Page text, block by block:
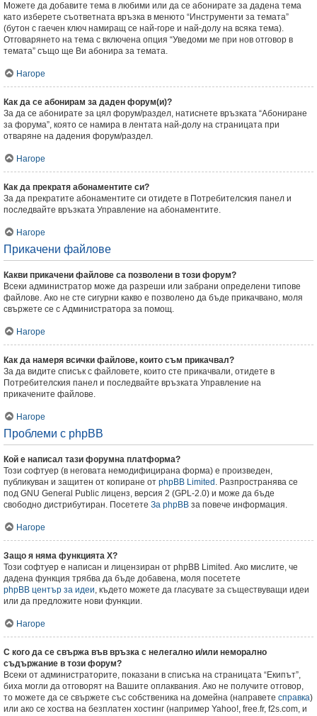
Можете да добавите тема в любими или да се абонирате за дадена тема
като изберете съответната връзка в менюто “Инструменти за темата”
(бутон с гаечен ключ намиращ се най-горе и най-долу на всяка тема).
Отговарянето на тема с включена опция “Уведоми ме при нов отговор в
темата” също ще Ви абонира за темата.
Нагоре
Как да се абонирам за даден форум(и)?
За да се абонирате за цял форум/раздел, натиснете връзката “Абониране
за форума”, която се намира в лентата най-долу на страницата при
отваряне на дадения форум/раздел.
Нагоре
Как да прекратя абонаментите си?
За да прекратите абонаментите си отидете в Потребителския панел и
последвайте връзката Управление на абонаментите.
Нагоре
Прикачени файлове
Какви прикачени файлове са позволени в този форум?
Всеки администратор може да разреши или забрани определени типове
файлове. Ако не сте сигурни какво е позволено да бъде прикачвано, моля
свържете се с Администратора за помощ.
Нагоре
Как да намеря всички файлове, които съм прикачвал?
За да видите списък с файловете, които сте прикачвали, отидете в
Потребителския панел и последвайте връзката Управление на
прикачените файлове.
Нагоре
Проблеми с phpBB
Кой е написал тази форумна платформа?
Този софтуер (в неговата немодифицирана форма) е произведен,
публикуван и защитен от копиране от phpBB Limited . Разпространява се
под GNU General Public лиценз, версия 2 (GPL-2.0) и може да бъде
свободно дистрибутиран. Посетете За phpBB за повече информация.
Нагоре
Защо я няма функцията X?
Този софтуер е написан и лицензиран от phpBB Limited. Ако мислите, че
дадена функция трябва да бъде добавена, моля посетете
phpBB център за идеи, където можете да гласувате за съществуващи идеи
или да предложите нови функции.
Нагоре
С кого да се свържа във връзка с нелегално и/или неморално
съдържание в този форум?
Всеки от администраторите, показани в списъка на страницата “Екипът”,
биха могли да отговорят на Вашите оплаквания. Ако не получите отговор,
то можете да се свържете със собственика на домейна (направете справка)
или ако се хоства на безплатен хостинг (например Yahoo!, free.fr, f2s.com, и